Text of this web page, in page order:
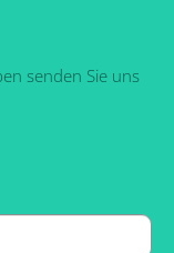
senden Sie uns